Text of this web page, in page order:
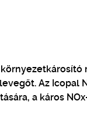
Az Icopal
a káros